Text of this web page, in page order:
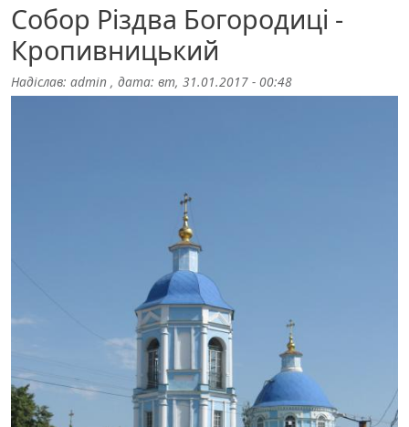
Собор Різдва Богородиці -
Кропивницький
Надіслав: admin , дата: вт, 31.01.2017 - 00:48